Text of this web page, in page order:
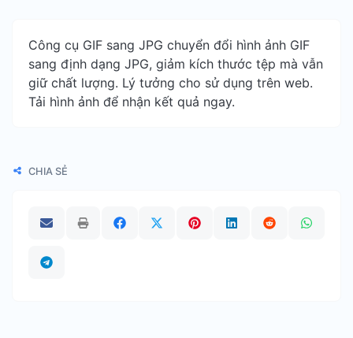
Công cụ GIF sang JPG chuyển đổi hình ảnh GIF
sang định dạng JPG, giảm kích thước tệp mà vẫn
giữ chất lượng. Lý tưởng cho sử dụng trên web.
Tải hình ảnh để nhận kết quả ngay.
CHIA SẺ